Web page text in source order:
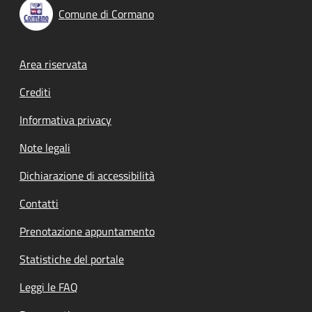
Comune di Cormano
Footer menu
Area riservata
Crediti
Informativa privacy
Note legali
Dichiarazione di accessibilità
Contatti
Prenotazione appuntamento
Statistiche del portale
Leggi le FAQ